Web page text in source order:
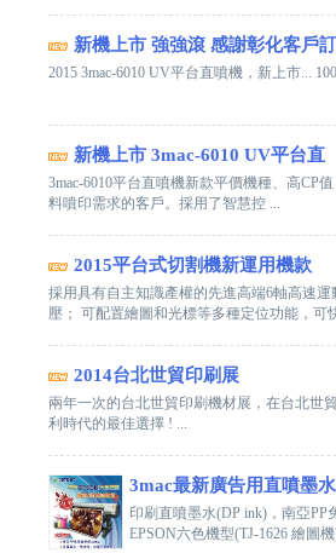
新機上市 強強滾 感謝彰化客戶
2015 3mac-6010 UV平台直噴機，新上市
新機上市 3mac-6010 UV平台直
3mac-6010平台直噴機新款平價機種、高CP
料噴印需求的客戶。採用了智慧控 ...
2015平台式切割機新運用機款
採用具有自主知識產權的先進高端6軸高速
壓； 可配置繪圖和光標等多種定位功能，可
2014台北世貿印刷展
兩年一次的台北世貿印刷機材展，在台北世
利時代的最佳選擇 ! ...
3mac最新廣告用直噴墨
印刷直噴墨水(DP ink)，南亞
EPSON六色機型(TJ-1626 繪圖